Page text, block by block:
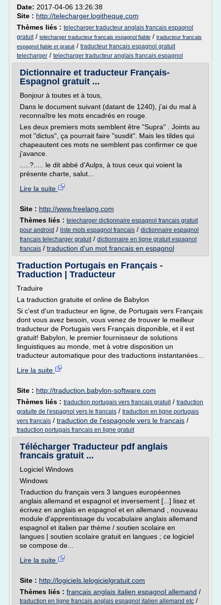
Date: 2017-04-06 13:26:38
Site : http://telecharger.logitheque.com
Thèmes liés : telecharger traducteur anglais francais espagnol
gratuit/ telecharger traducteur francais espagnol fiable / traducteur francais
espagnol fiable et gratuit / traducteur francais espagnol gratuit
telecharger / telecharger traducteur anglais francais espagnol
Dictionnaire et traducteur Français-
Espagnol gratuit ...
Bonjour à toutes et à tous,
Dans le document suivant (datant de 1240), j'ai du mal à
reconnaître les mots encadrés en rouge.
Les deux premiers mots semblent être "Supra" . Joints au
mot "dictus", ça pourrait faire "susdit". Mais les tildes qui
chapeautent ces mots ne semblent pas confirmer ce que
j'avance.
.....?..... le dit abbé d'Aulps, à tous ceux qui voient la
présente charte, salut...
Lire la suite
Site : http://www.freelang.com
Thèmes liés : telecharger dictionnaire espagnol francais gratuit
pour android / liste mots espagnol francais / dictionnaire espagnol
francais telecharger gratuit/ dictionnaire en ligne gratuit espagnol
francais / traduction d'un mot francais en espagnol
Traduction Portugais en Français -
Traduction | Traducteur
Traduire
La traduction gratuite et online de Babylon
Si c'est d'un traducteur en ligne, de Portugais vers Français
dont vous avez besoin, vous venez de trouver le meilleur
traducteur de Portugais vers Français disponible, et il est
gratuit! Babylon, le premier fournisseur de solutions
linguistiques au monde, met à votre disposition un
traducteur automatique pour des traductions instantanées...
Lire la suite
Site : http://traduction.babylon-software.com
Thèmes liés : traduction portugais vers francais gratuit/ traduction
gratuite de l'espagnol vers le francais / traduction en ligne portugais
vers francais / traduction de l'espagnole vers le francais /
traduction portugais francais en ligne gratuit
Télécharger Traducteur pdf anglais
francais gratuit ...
Logiciel Windows
Windows
Traduction du français vers 3 langues européennes
anglais allemand et espagnol et inversement [...] lisez et
écrivez en anglais en espagnol et en allemand , nouveau
module d'apprentissage du vocabulaire anglais allemand
espagnol et italien par thème / soutien scolaire en
langues | soutien scolaire gratuit en langues ; ce logiciel
se compose de...
Lire la suite
Site : http://logiciels.lelogicielgratuit.com
Thèmes liés : francais anglais italien espagnol allemand /
traduction en ligne francais anglais espagnol italien allemand etc /